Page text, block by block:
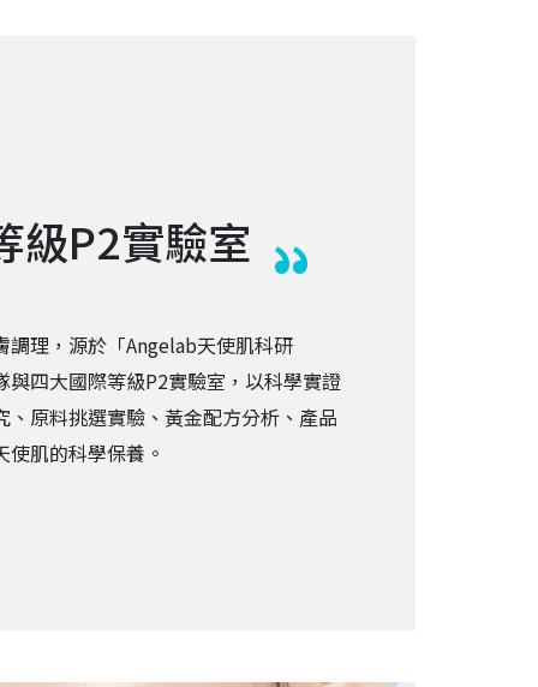
級P2實驗室
調理，源於「Angelab天使肌科研
與四大國際等級P2實驗室，以科學實證
、原料挑選實驗、黃金配方分析、產品
肌的科學保養。